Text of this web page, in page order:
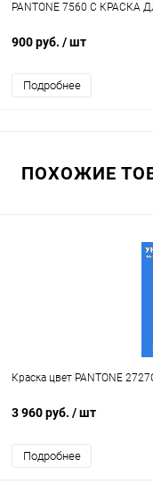
PANTONE 7560 C КРАСКА
900 руб. / шт
Подробнее
ПОХОЖИЕ
Краска цвет PANTONE
3 960 руб. / шт
Подробнее